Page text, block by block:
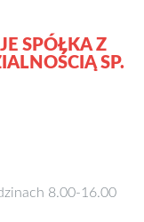
SPÓŁKA Z
SP.
8.00-16.00